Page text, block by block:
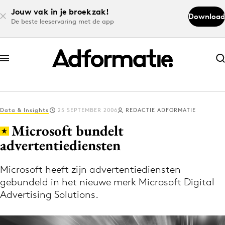
Jouw vak in je broekzak!
De beste leeservaring met de app
Download
Abonneer nu
Abonneer nu
Log in
Volg het laatste nieuws via de Adformatie
Nieuws app
Data & Insights 25 SEPTEMBER 2006 REDACTIE ADFORMATIE
Microsoft bundelt
advertentiediensten
Microsoft heeft zijn advertentiediensten
gebundeld in het nieuwe merk Microsoft Digital
Advertising Solutions.